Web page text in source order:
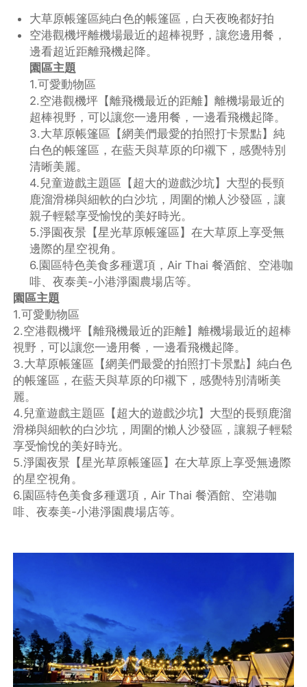
大草原帳篷區純白色的帳篷區，白天夜晚都好拍
空港觀機坪離機場最近的超棒視野，讓您邊用餐，
邊看超近距離飛機起降。
園區主題
1.可愛動物區
2.空港觀機坪【離飛機最近的距離】離機場最近的
超棒視野，可以讓您一邊用餐，一邊看飛機起降。
3.大草原帳篷區【網美們最愛的拍照打卡景點】純
白色的帳篷區，在藍天與草原的印襯下，感覺特別
清晰美麗。
4.兒童遊戲主題區【超大的遊戲沙坑】大型的長頸
鹿溜滑梯與細軟的白沙坑，周圍的懶人沙發區，讓
親子輕鬆享受愉悅的美好時光。
5.淨園夜景【星光草原帳篷區】在大草原上享受無
邊際的星空視角。
6.園區特色美食多種選項，Air Thai 餐酒館、空港咖
啡、夜泰美-小港淨園農場店等。
園區主題
1.可愛動物區
2.空港觀機坪【離飛機最近的距離】離機場最近的超棒
視野，可以讓您一邊用餐，一邊看飛機起降。
3.大草原帳篷區【網美們最愛的拍照打卡景點】純白色
的帳篷區，在藍天與草原的印襯下，感覺特別清晰美
麗。
4.兒童遊戲主題區【超大的遊戲沙坑】大型的長頸鹿溜
滑梯與細軟的白沙坑，周圍的懶人沙發區，讓親子輕鬆
享受愉悅的美好時光。
5.淨園夜景【星光草原帳篷區】在大草原上享受無邊際
的星空視角。
6.園區特色美食多種選項，Air Thai 餐酒館、空港咖
啡、夜泰美-小港淨園農場店等。